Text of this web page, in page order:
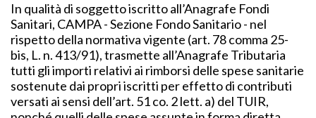
In qualità di soggetto iscritto all’Anagrafe Fondi
Sanitari, CAMPA - Sezione Fondo Sanitario - nel
rispetto della normativa vigente (art. 78 comma 25-
bis, L. n. 413/91), trasmette all’Anagrafe Tributaria
tutti gli importi relativi ai rimborsi delle spese sanitarie
sostenute dai propri iscritti per effetto di contributi
versati ai sensi dell’art. 51 co. 2 lett. a) del TUIR,